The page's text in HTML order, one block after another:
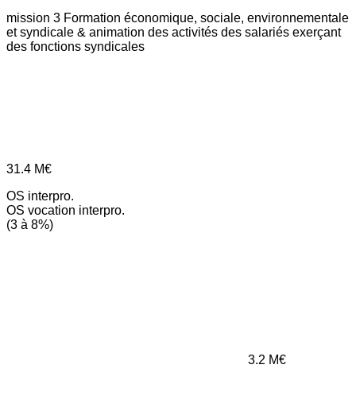
mission 3 Formation économique, sociale, environnementale
et syndicale & animation des activités des salariés exerçant
des fonctions syndicales
31.4 M€
OS interpro.
OS vocation interpro.
(3 à 8%)
3.2 M€